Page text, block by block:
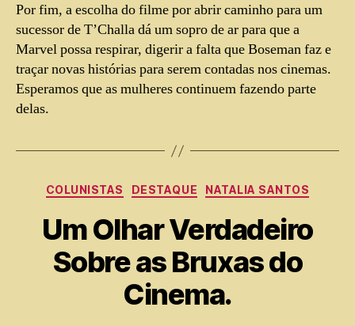
Por fim, a escolha do filme por abrir caminho para um
sucessor de T’Challa dá um sopro de ar para que a
Marvel possa respirar, digerir a falta que Boseman faz e
traçar novas histórias para serem contadas nos cinemas.
Esperamos que as mulheres continuem fazendo parte
delas.
COLUNISTAS DESTAQUE NATALIA SANTOS
Um Olhar Verdadeiro
Sobre as Bruxas do
Cinema.